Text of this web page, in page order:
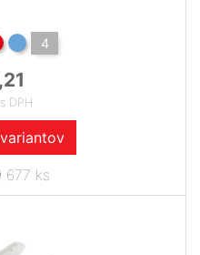
4
DPH
677 ks